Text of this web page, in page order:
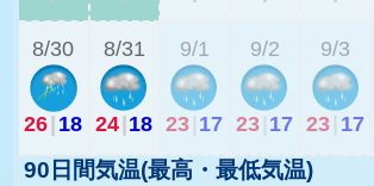
8/30
26| 18
8/31
24|18
9/1
23 17
9/2
23 17
9/3
23 17
90日間気温(最高・最低気温)